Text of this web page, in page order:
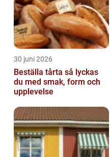
30 juni 2026
Beställa tårta så lyckas
du med smak, form och
upplevelse